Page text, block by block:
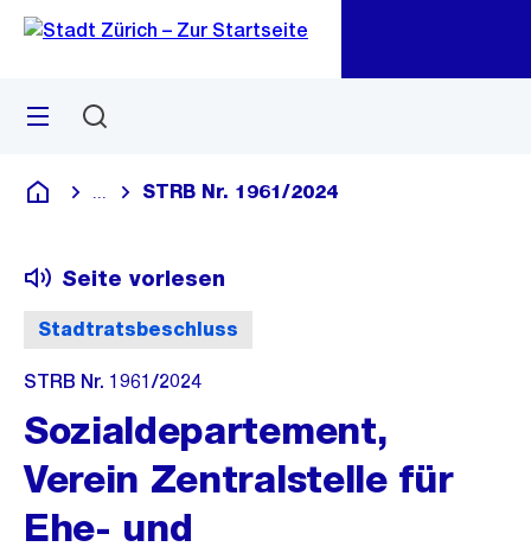
Navigation
Sprunglink
Menü
Deutsch
Blende alle Breadcrumbs ein
STRB Nr. 1961/2024
Stadtratsbeschluss
Seite vorlesen
STRB Nr. 1961/2024
Sozialdepartement,
Verein Zentralstelle für
Ehe- und